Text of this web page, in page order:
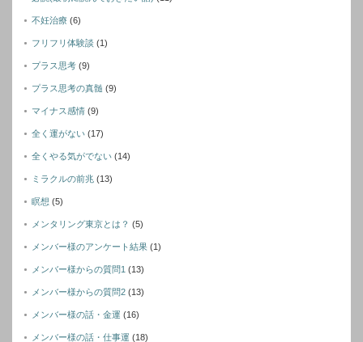
不妊治療 (6)
フリフリ体験談 (1)
プラス思考 (9)
プラス思考の真髄 (9)
マイナス感情 (9)
全く運がない (17)
全くやる気がでない (14)
ミラクルの前兆 (13)
瞑想 (5)
メンタリング東京とは？ (5)
メンバー様のアンケート結果 (1)
メンバー様からの質問1 (13)
メンバー様からの質問2 (13)
メンバー様の話・金運 (16)
メンバー様の話・仕事運 (18)